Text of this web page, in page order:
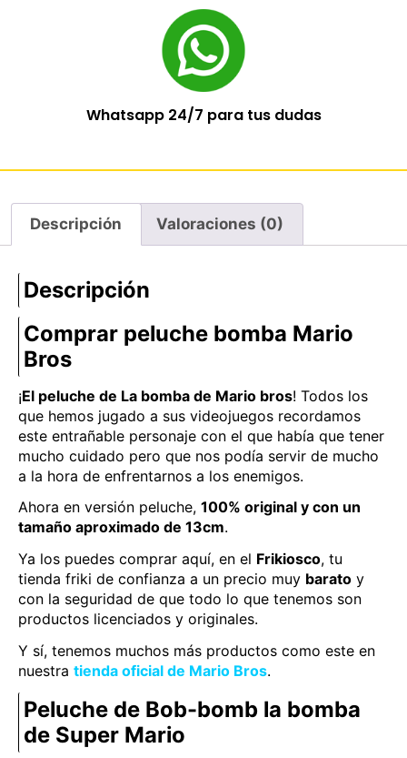
Whatsapp 24/7 para tus dudas
Descripción Valoraciones (0)
Descripción
Comprar peluche bomba Mario
Bros
¡El peluche de La bomba de Mario bros! Todos los
que hemos jugado a sus videojuegos recordamos
este entrañable personaje con el que había que tener
mucho cuidado pero que nos podía servir de mucho
a la hora de enfrentarnos a los enemigos.
Ahora en versión peluche, 100% original y con un
tamaño aproximado de 13cm.
Ya los puedes comprar aquí, en el Frikiosco, tu
tienda friki de confianza a un precio muy barato y
con la seguridad de que todo lo que tenemos son
productos licenciados y originales.
Y sí, tenemos muchos más productos como este en
nuestra tienda oficial de Mario Bros.
Peluche de Bob-bomb la bomba
de Super Mario